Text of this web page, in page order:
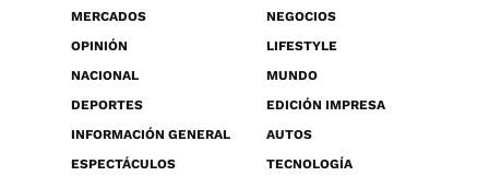
MERCADOS
NEGOCIOS
OPINIÓN
LIFESTYLE
NACIONAL
MUNDO
DEPORTES
EDICIÓN IMPRESA
INFORMACIÓN GENERAL
AUTOS
ESPECTÁCULOS
TECNOLOGÍA